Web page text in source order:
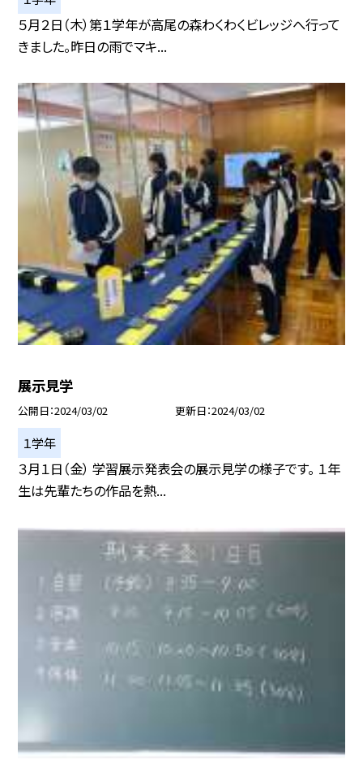
５月２日（木）第１学年が高尾の森わくわくビレッジへ行って
きました。昨日の雨でマキ...
展示見学
公開日 2024/03/02 更新日 2024/03/02
１学年
３月１日（金） 学習展示発表会の展示見学の様子です。 １年
生は先輩たちの作品を熱...